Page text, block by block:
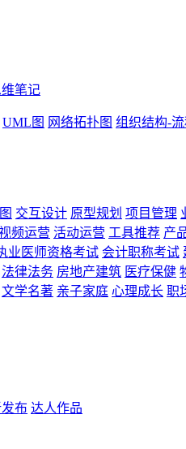
笔记
UML图 网络拓扑图 组织结构-
交互设计 原型规划 项目管理
频运营 活动运营 工具推荐 产
业医师资格考试 会计职称考试
法律法务 房地产建筑 医疗保健
文学名著 亲子家庭 心理成长 职
布 达人作品